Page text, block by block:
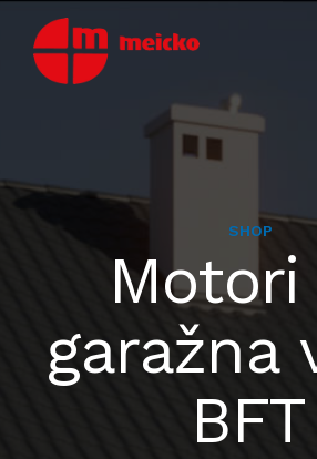
PROIZVODI
OKOVI ZA PROZORE I VRATA
VIJCI ZA PROIZVODNJU
VIJCI ZA MONTAŽU I SPOJKE
ASORTIMAN I KATALOZI
CERTIFIKATI ISO TÜV SÜD
SHOP
Motori
garažna
BFT